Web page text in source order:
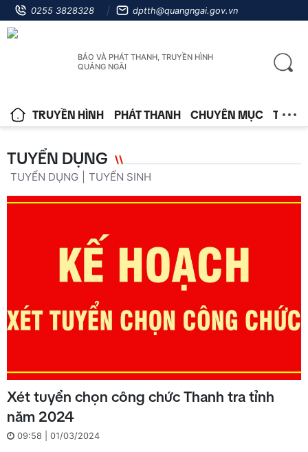
0255 3828328 dptth@quangngai.gov.vn
BÁO VÀ PHÁT THANH, TRUYỀN HÌNH
QUẢNG NGÃI
TRUYỀN HÌNH PHÁT THANH CHUYÊN MỤC TIN
TUYỂN DỤNG
TUYỂN DỤNG TUYỂN SINH
Xét tuyển chọn công chức Thanh tra tỉnh
năm 2024
09:58 | 01/03/2024